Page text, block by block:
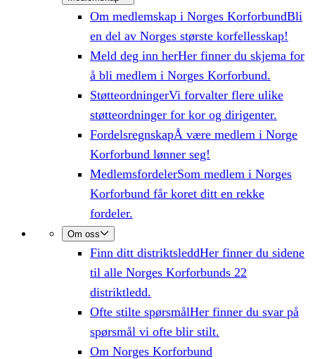
Om medlemskap i Norges KorforbundBli
en del av Norges største korfellesskap!
Meld deg inn herHer finner du skjema for
å bli medlem i Norges Korforbund.
StøtteordningerVi forvalter flere ulike
støtteordninger for kor og dirigenter.
FordelsregnskapÅ være medlem i Norge
Korforbund lønner seg!
MedlemsfordelerSom medlem i Norges
Korforbund får koret ditt en rekke
fordeler.
Om oss
Finn ditt distriktsleddHer finner du sidene
til alle Norges Korforbunds 22
distriktledd.
Ofte stilte spørsmålHer finner du svar på
spørsmål vi ofte blir stilt.
Om Norges Korforbund